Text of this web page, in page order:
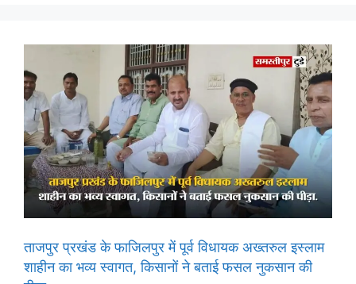
ताजपुर प्रखंड के फाजिलपुर में पूर्व विधायक अख्तरुल इस्लाम
शाहीन का भव्य स्वागत, किसानों ने बताई फसल नुकसान की